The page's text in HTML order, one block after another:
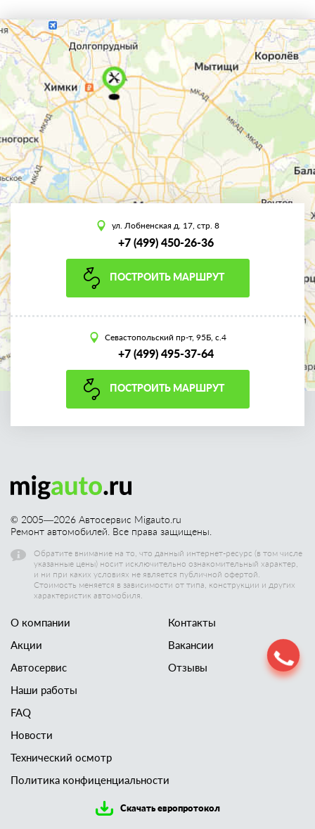
ул. Лобненская д. 17, стр. 8
+7 (499) 450-26-36
ПОСТРОИТЬ МАРШРУТ
Севастопольский пр-т, 95Б, с.4
+7 (499) 495-37-64
ПОСТРОИТЬ МАРШРУТ
© 2005—2026 Автосервис Migauto.ru
Ремонт автомобилей. Все права защищены.
Обратите внимание на то, что данный интернет-ресурс (в том числе
указанные цены) носит исключительно ознакомительный характер,
и ни при каких условиях не является публичной офертой.
Стоимость меняется в зависимости от типа, конструкции и других
характеристик автомобиля.
О компании
Акции
Автосервис
Наши работы
Контакты
Вакансии
Отзывы
FAQ
Новости
Технический осмотр
Политика конфиценциальности
Скачать европротокол